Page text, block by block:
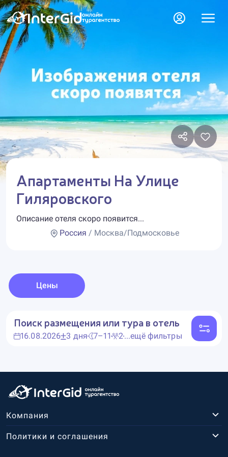
Апартаменты На Улице
Гиляровского
Описание отеля скоро появится...
Россия / Москва/Подмосковье
Цены
Поиск размещения или тура в отель
16.08.2026 3 дня 7–11 2...ещё фильтры
Компания
Политики и соглашения